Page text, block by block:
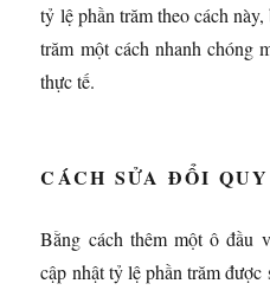
tỷ lệ phần trăm theo cách
trăm một cách nhanh chóng
thực tế.
CÁCH SỬA ĐỔI
Bằng cách thêm một ô đầu
cập nhật tỷ lệ phần trăm